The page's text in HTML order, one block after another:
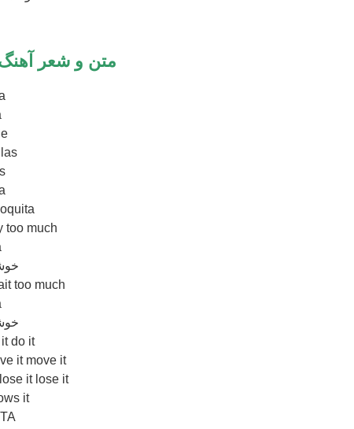
متن و شعر
too much
too much
it do it
it move it
it lose it
it